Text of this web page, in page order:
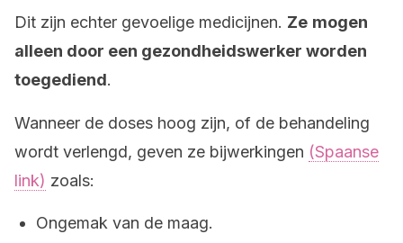
Dit zijn echter gevoelige medicijnen. Ze mogen
alleen door een gezondheidswerker worden
toegediend.
Wanneer de doses hoog zijn, of de behandeling
wordt verlengd, geven ze bijwerkingen (Spaanse
link) zoals:
Ongemak van de maag.